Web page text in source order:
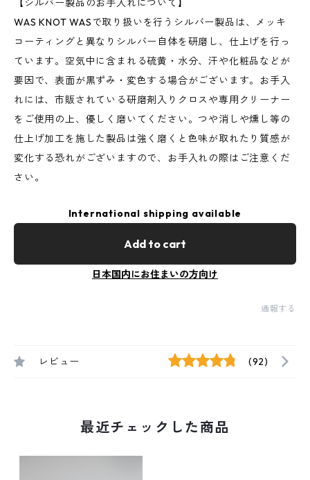
【シルバー製品のお手入れについて】
WAS KNOT WASで取り扱いを行うシルバー製品は、メッキ
コーティングと異なりシルバー自体を研磨し、仕上げを行っ
ています。空気中に含まれる硫黄・水分、汗や化粧品などが
要因で、表面が黒ずみ・変色する場合がございます。お手入
れには、市販されている研磨剤入りクロスや専用クリーナー
をご使用の上、優しく磨いてください。つや消しや燻し等の
仕上げ加工を施した製品は強く磨くと色味が取れたり質感が
変化する恐れがございますので、お手入れの際はご注意くだ
さい。
International shipping available
Add to cart
日本国内にお住まいの方向け
通報する
レビュー (92)
最近チェックした商品